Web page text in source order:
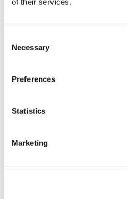
Selection
Necessary
Preferences
Statistics
Marketing
Kamremssats
är det i allmänhet en bra idé
kamremmens…